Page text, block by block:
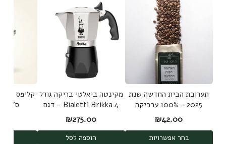
תערובת הבית החדשה שנת
2025 - 100% ערביקה
משלושה מקורות
₪42.00
בחר אפשרויות
מקינטה ביאלטי בריקה גודל
4 Bialetti Brikka - דגם
חדש 2025
₪275.00
הוספה לסל
ס"מ Bulldog clip